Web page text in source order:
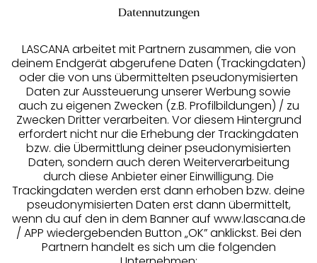
Bügelloser
BH/Soft-BH
BHs ohne Bügel
da sie die
Natürlichkeit deiner
Brust betonenund
sehr bequem sind.
Durch die spezielle
Schnittform werden
die Brüste nicht
„geteilt“. Es gibt viele
unterschiedliche
Soft-BHs. Zu ihnen
gehören der
Triangel-BH, der
Entlastungs-BH, das
Bralette und das
Soft-BHs können
von Damen mit
kleinem
(Triangel-BH,
Bralette) und
großem Busen
(Entlastungs-BH)
getragen
werden.
Geprüfte Sicherheit
Unsere Apps
Datennutzungen
LASCANA arbeitet mit Partnern zusammen, die von
deinem Endgerät abgerufene Daten (Trackingdaten)
oder die von uns übermittelten pseudonymisierten
Daten zur Aussteuerung unserer Werbung sowie
auch zu eigenen Zwecken (z.B. Profilbildungen) / zu
Zwecken Dritter verarbeiten. Vor diesem Hintergrund
erfordert nicht nur die Erhebung der Trackingdaten
bzw. die Übermittlung deiner pseudonymisierten
Daten, sondern auch deren Weiterverarbeitung
durch diese Anbieter einer Einwilligung. Die
Trackingdaten werden erst dann erhoben bzw. deine
pseudonymisierten Daten erst dann übermittelt,
wenn du auf den in dem Banner auf www.lascana.de
/ APP wiedergebenden Button „OK” anklickst. Bei den
Partnern handelt es sich um die folgenden